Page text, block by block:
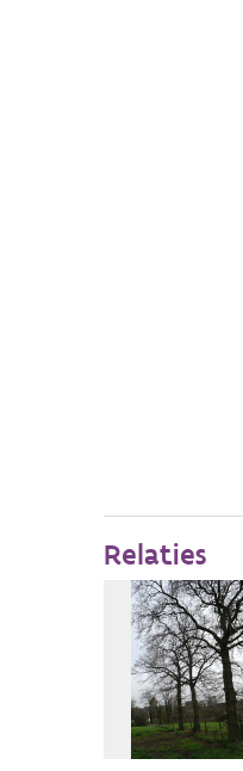
Relaties